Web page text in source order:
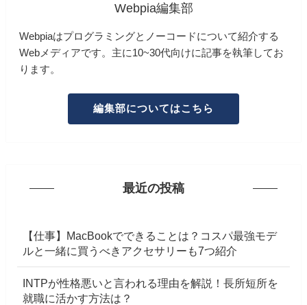
Webpia編集部
Webpiaはプログラミングとノーコードについて紹介する
Webメディアです。主に10~30代向けに記事を執筆してお
ります。
編集部についてはこちら
最近の投稿
【仕事】MacBookでできることは？コスパ最強モデ
ルと一緒に買うべきアクセサリーも7つ紹介
INTPが性格悪いと言われる理由を解説！長所短所を
就職に活かす方法は？